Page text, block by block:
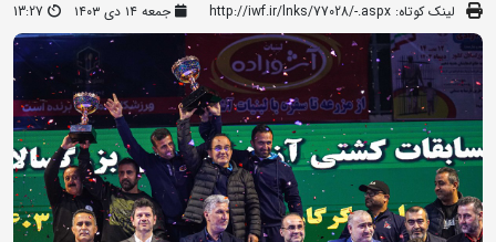
لینک کوتاه: http://iwf.ir/lnks/77028/-.aspx جمعه ۱۴ دی ۱۴۰۳ 13:27